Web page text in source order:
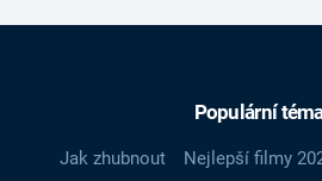
Populární
Jak zhubnout Nejlepší filmy